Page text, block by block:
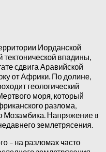
Иорданской
тектонической впадины,
сдвига Аравийской
от Африки. По долине,
геологический
моря, который
разлома,
Мозамбика. Напряжение в
землетрясения.
– на разломах часто